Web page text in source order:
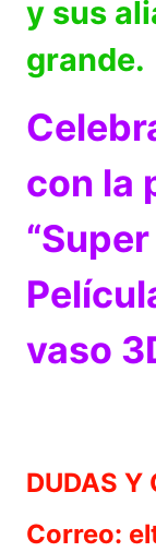
y sus
grande.
con la
vaso
DUDAS Y
Correo: